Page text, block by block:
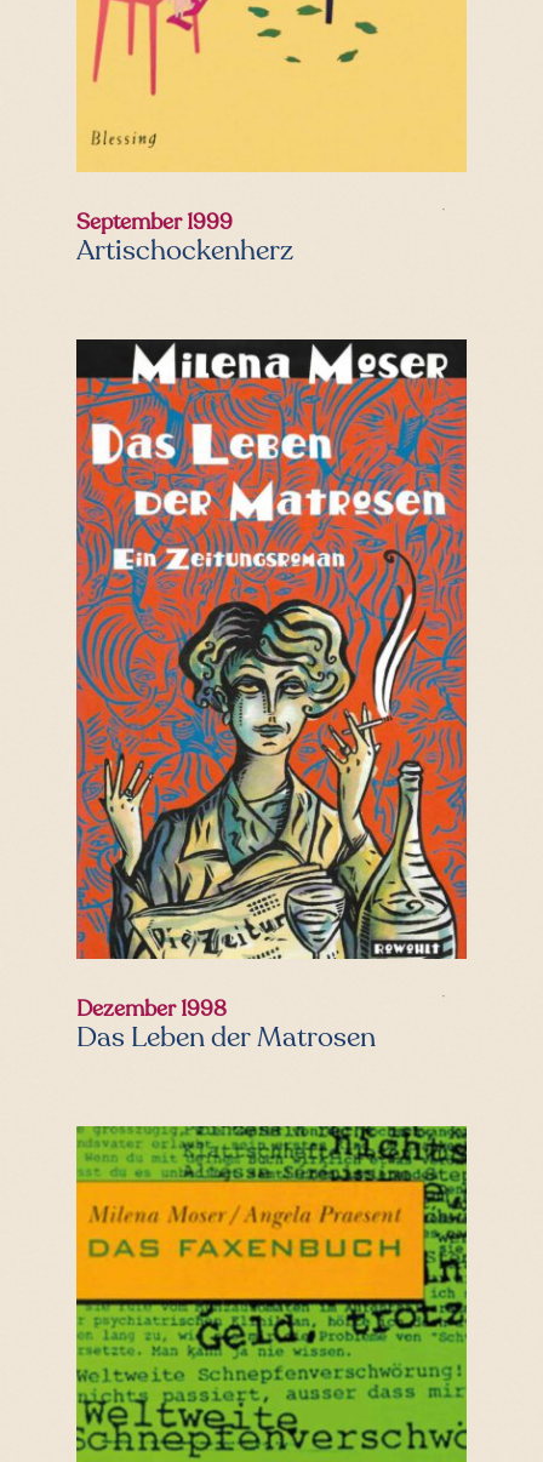
Artischockenherz
September 1999
Das Leben der Matrosen
Dezember 1998